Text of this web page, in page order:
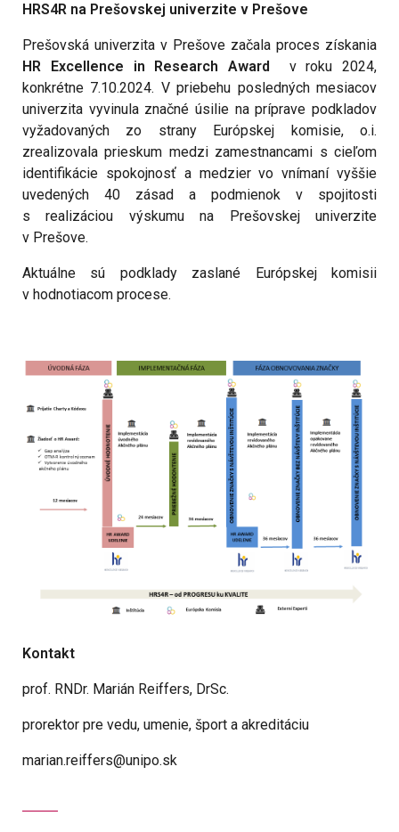
HRS4R na Prešovskej univerzite v Prešove
Prešovská univerzita v Prešove začala proces získania
HR Excellence in Research Award
v roku 2024,
konkrétne 7.10.2024. V priebehu posledných mesiacov
univerzita vyvinula značné úsilie na príprave podkladov
vyžadovaných zo strany Európskej komisie, o.i.
zrealizovala prieskum medzi zamestnancami s cieľom
identifikácie spokojnosť a medzier vo vnímaní vyššie
uvedených 40 zásad a podmienok v spojitosti
s realizáciou výskumu na Prešovskej univerzite
v Prešove.
Aktuálne sú podklady zaslané Európskej komisii
v hodnotiacom procese.
Kontakt
prof. RNDr. Marián Reiffers, DrSc.
prorektor pre vedu, umenie, šport a akreditáciu
marian.reiffers@unipo.sk